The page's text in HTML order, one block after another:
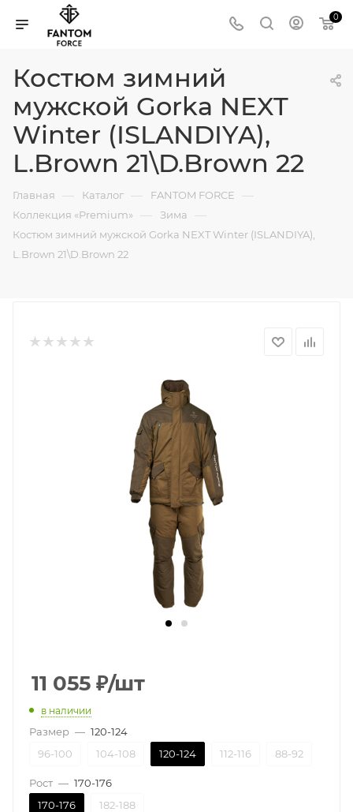
0
Костюм зимний
мужской Gorka NEXT
Winter (ISLANDIYA),
L.Brown 21\D.Brown 22
Главная — Каталог — FANTOM FORCE —
Коллекция «Premium» — Зима —
Костюм зимний мужской Gorka NEXT Winter (ISLANDIYA),
L.Brown 21\D.Brown 22
11 055 ₽/шт
в наличии
Размер — 120-124
96-100
104-108 120-124 112-116 88-92
Рост — 170-176
170-176
182-188